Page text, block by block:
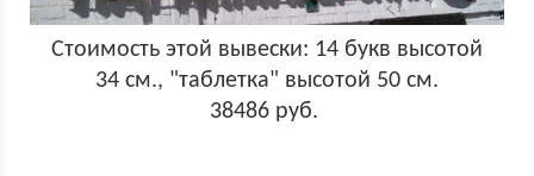
Стоимость этой вывески: 14 букв высотой
34 см., "таблетка" высотой 50 см.
38486 руб.